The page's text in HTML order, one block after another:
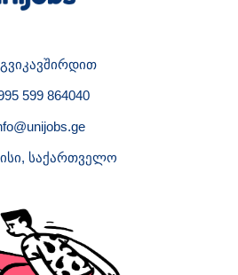
599 864040
საქართველო